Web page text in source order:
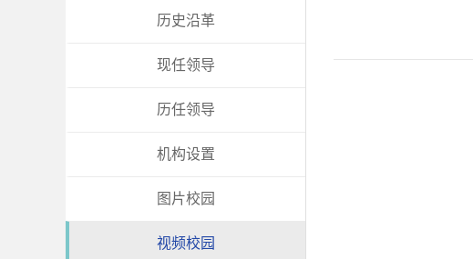
历史沿革
现任领导
历任领导
机构设置
图片校园
视频校园